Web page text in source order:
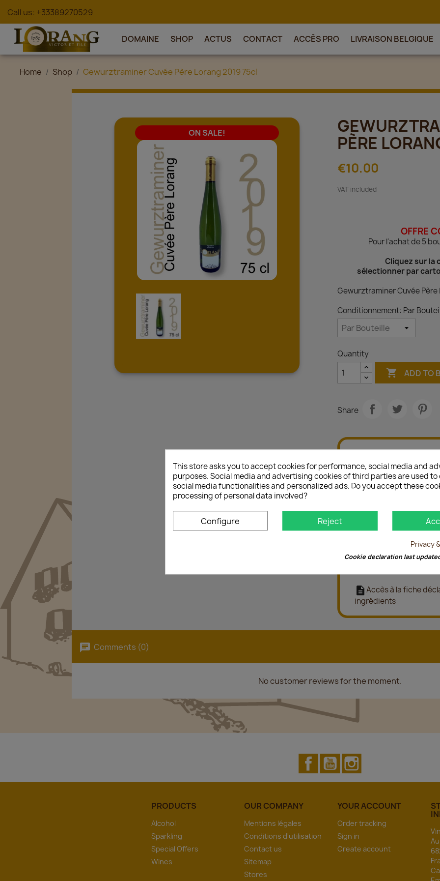
Call us: +33389270529
DOMAINE SHOP ACTUS CONTACT ACCÈS PRO LIVRAISON BELGIQUE
Home Shop Gewurztraminer Cuvée Père Lorang 2019 75cl
ON SALE! PÈRE
€10.00
VAT included
OFFRE
Pour l'achat de 5
Cliquez sur la
sélectionner par
Gewurztraminer Cuvée Père
Conditionnement: Par
Quantity
 ADD TO
Share
OFFRE
Pour l'achat de 5
Cliquez sur
sélectionner par
Gewurztraminer
descriptionAccès à la fiche
ingrédients
Comments (0)
No customer reviews for the moment.
FacebookYouTube
PRODUCTS
Alcohol
Sparkling
Special Offers
Wines
OUR COMPANY
Mentions légales
Conditions d'utilisation
Contact us
Sitemap
Stores
YOUR ACCOUNT
Order tracking
Sign in
Create account
This store asks you to accept cookies for performance, social media and
purposes. Social media and advertising cookies of third parties are used to
social media functionalities and personalized ads. Do you accept these
processing of personal data involved?
Configure Reject
Privacy
Cookie declaration last